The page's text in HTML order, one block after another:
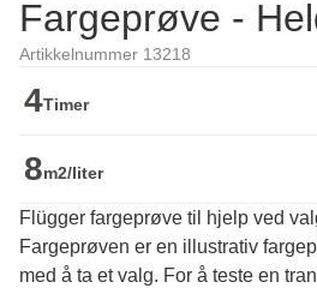
Fargeprøve -
Artikkelnummer 13218
4Timer
8m2/liter
Flügger fargeprøve til hjelp ved
Fargeprøven er en illustrativ
med å ta et valg. For å teste en